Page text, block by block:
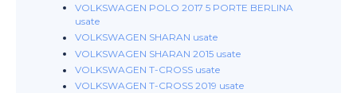
VOLKSWAGEN POLO 2017 5 PORTE BERLINA
usate
VOLKSWAGEN SHARAN usate
VOLKSWAGEN SHARAN 2015 usate
VOLKSWAGEN T-CROSS usate
VOLKSWAGEN T-CROSS 2019 usate